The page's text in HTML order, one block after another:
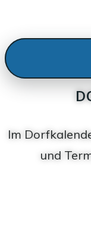
Im
und